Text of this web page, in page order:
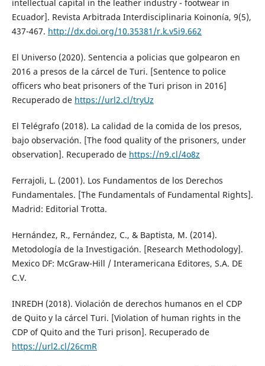
intellectual capital in the leather industry - footwear in
Ecuador]. Revista Arbitrada Interdisciplinaria Koinonía, 9(5),
437-467. http://dx.doi.org/10.35381/r.k.v5i9.662
El Universo (2020). Sentencia a policias que golpearon en
2016 a presos de la cárcel de Turi. [Sentence to police
officers who beat prisoners of the Turi prison in 2016]
Recuperado de https://url2.cl/tryUz
El Telégrafo (2018). La calidad de la comida de los presos,
bajo observación. [The food quality of the prisoners, under
observation]. Recuperado de https://n9.cl/4o8z
Ferrajoli, L. (2001). Los Fundamentos de los Derechos
Fundamentales. [The Fundamentals of Fundamental Rights].
Madrid: Editorial Trotta.
Hernández, R., Fernández, C., & Baptista, M. (2014).
Metodología de la Investigación. [Research Methodology].
Mexico DF: McGraw-Hill / Interamericana Editores, S.A. DE
C.V.
INREDH (2018). Violación de derechos humanos en el CDP
de Quito y la cárcel Turi. [Violation of human rights in the
CDP of Quito and the Turi prison]. Recuperado de
https://url2.cl/26cmR